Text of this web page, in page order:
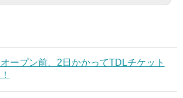
ープン前、2日かかってTDLチケット